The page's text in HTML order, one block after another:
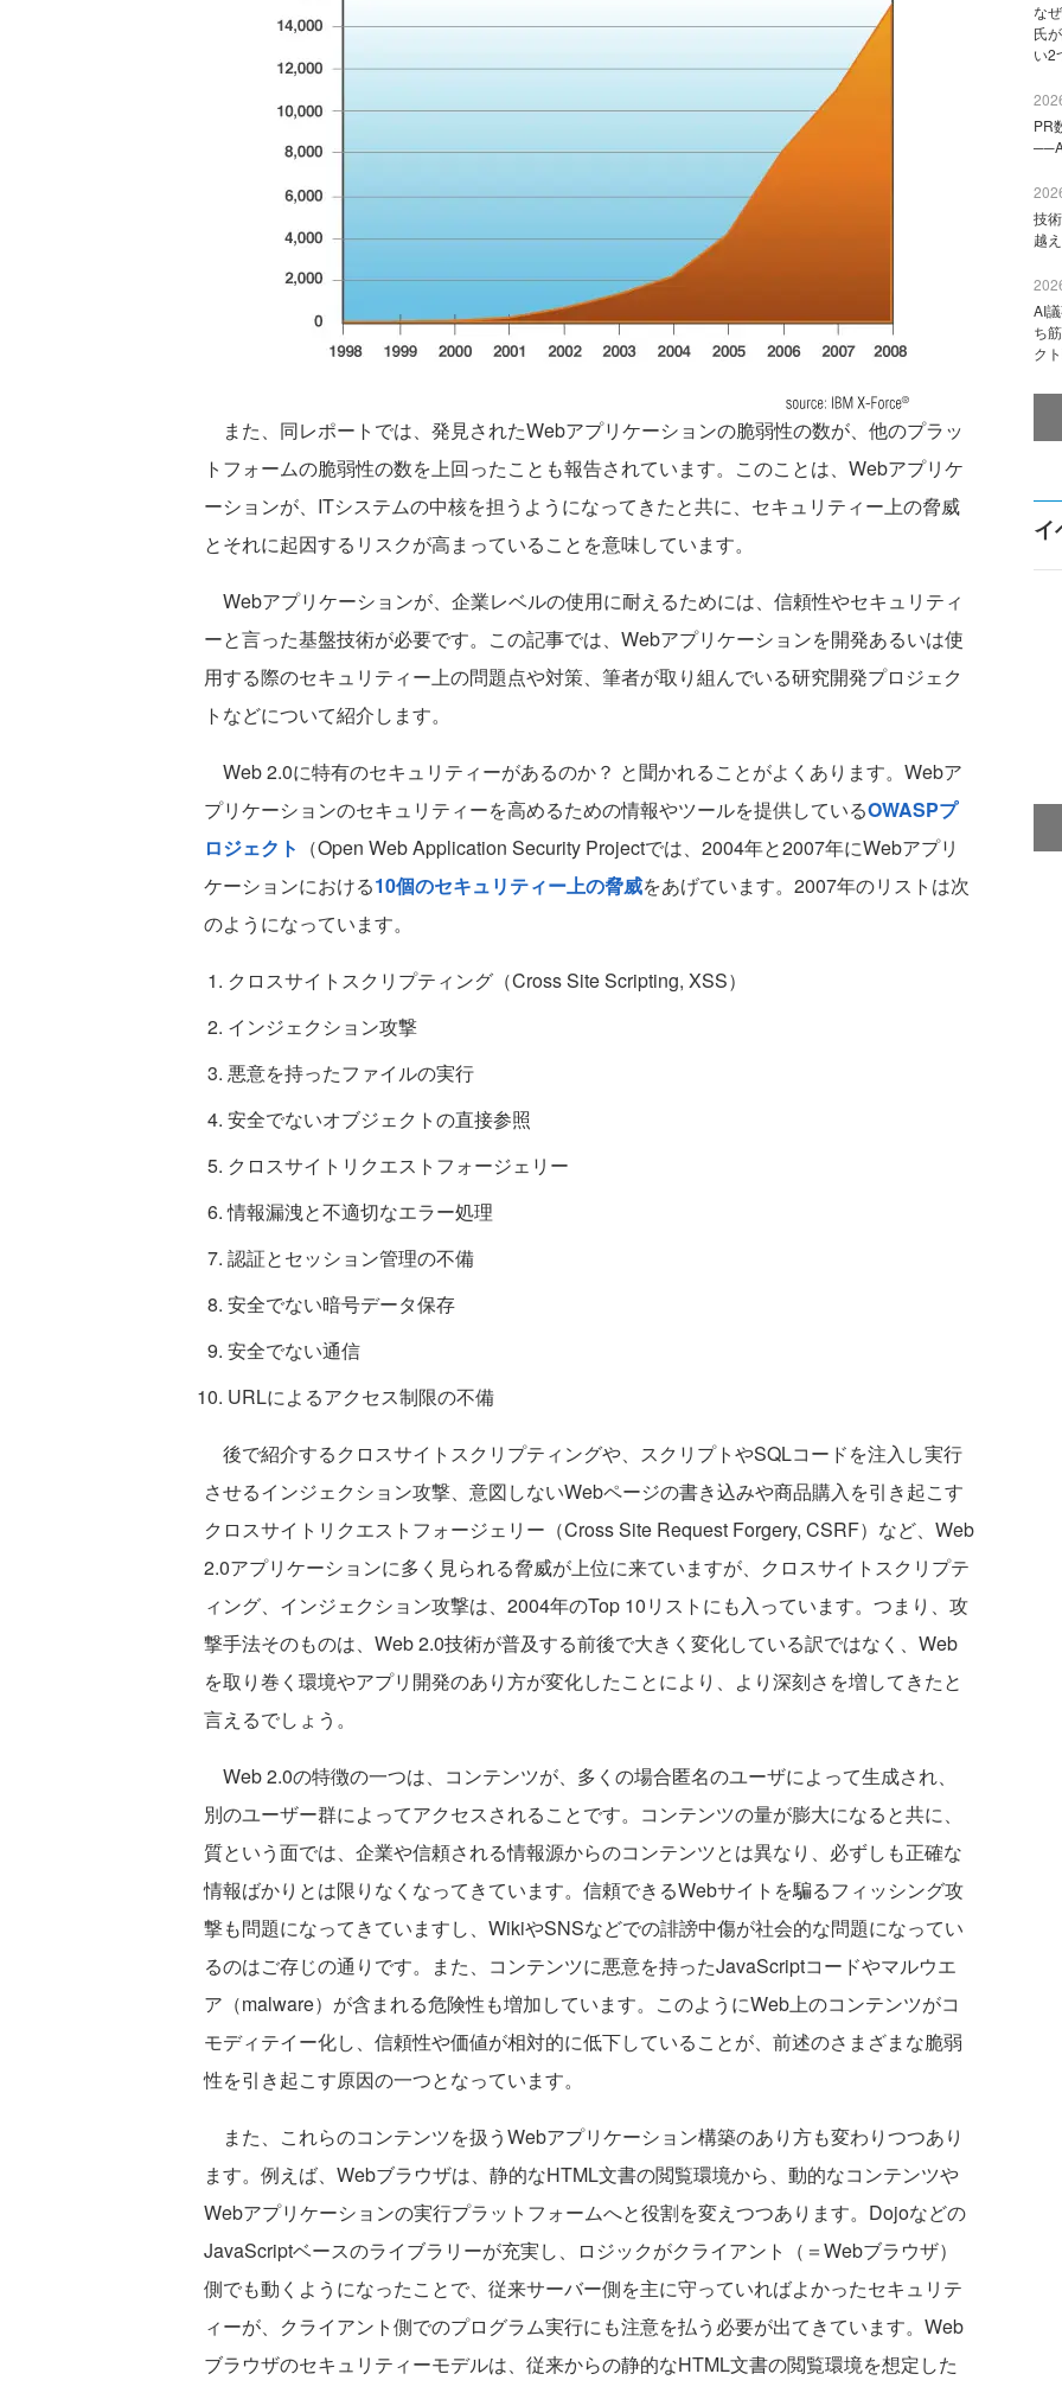
また、同レポートでは、発見されたWebアプリケーションの脆弱性の数が、他のプラッ
トフォームの脆弱性の数を上回ったことも報告されています。このことは、Webアプリケ
ーションが、ITシステムの中核を担うようになってきたと共に、セキュリティー上の脅威
とそれに起因するリスクが高まっていることを意味しています。
Webアプリケーションが、企業レベルの使用に耐えるためには、信頼性やセキュリティ
ーと言った基盤技術が必要です。この記事では、Webアプリケーションを開発あるいは使
用する際のセキュリティー上の問題点や対策、筆者が取り組んでいる研究開発プロジェク
トなどについて紹介します。
Web 2.0に特有のセキュリティーがあるのか？ と聞かれることがよくあります。Webア
プリケーションのセキュリティーを高めるための情報やツールを提供しているOWASPプ
ロジェクト （Open Web Application Security Projectでは、2004年と2007年にWebアプリ
ケーションにおける10個のセキュリティー上の脅威をあげています。2007年のリストは次
のようになっています。
クロスサイトスクリプティング（Cross Site Scripting, XSS）
インジェクション攻撃
悪意を持ったファイルの実行
安全でないオブジェクトの直接参照
クロスサイトリクエストフォージェリー
情報漏洩と不適切なエラー処理
認証とセッション管理の不備
安全でない暗号データ保存
安全でない通信
URLによるアクセス制限の不備
後で紹介するクロスサイトスクリプティングや、スクリプトやSQLコードを注入し実行
させるインジェクション攻撃、意図しないWebページの書き込みや商品購入を引き起こす
クロスサイトリクエストフォージェリー（Cross Site Request Forgery, CSRF）など、Web
2.0アプリケーションに多く見られる脅威が上位に来ていますが、クロスサイトスクリプテ
ィング、インジェクション攻撃は、2004年のTop 10リストにも入っています。つまり、攻
撃手法そのものは、Web 2.0技術が普及する前後で大きく変化している訳ではなく、Web
を取り巻く環境やアプリ開発のあり方が変化したことにより、より深刻さを増してきたと
言えるでしょう。
Web 2.0の特徴の一つは、コンテンツが、多くの場合匿名のユーザによって生成され、
別のユーザー群によってアクセスされることです。コンテンツの量が膨大になると共に、
質という面では、企業や信頼される情報源からのコンテンツとは異なり、必ずしも正確な
情報ばかりとは限りなくなってきています。信頼できるWebサイトを騙るフィッシング攻
撃も問題になってきていますし、WikiやSNSなどでの誹謗中傷が社会的な問題になってい
るのはご存じの通りです。また、コンテンツに悪意を持ったJavaScriptコードやマルウエ
ア（malware）が含まれる危険性も増加しています。このようにWeb上のコンテンツがコ
モディテイー化し、信頼性や価値が相対的に低下していることが、前述のさまざまな脆弱
性を引き起こす原因の一つとなっています。
また、これらのコンテンツを扱うWebアプリケーション構築のあり方も変わりつつあり
ます。例えば、Webブラウザは、静的なHTML文書の閲覧環境から、動的なコンテンツや
Webアプリケーションの実行プラットフォームへと役割を変えつつあります。Dojoなどの
JavaScriptベースのライブラリーが充実し、ロジックがクライアント（＝Webブラウザ）
側でも動くようになったことで、従来サーバー側を主に守っていればよかったセキュリテ
ィーが、クライアント側でのプログラム実行にも注意を払う必要が出てきています。Web
ブラウザのセキュリティーモデルは、従来からの静的なHTML文書の閲覧環境を想定した
な
氏
い2
PR
技
越
AI
ち
ク
イ